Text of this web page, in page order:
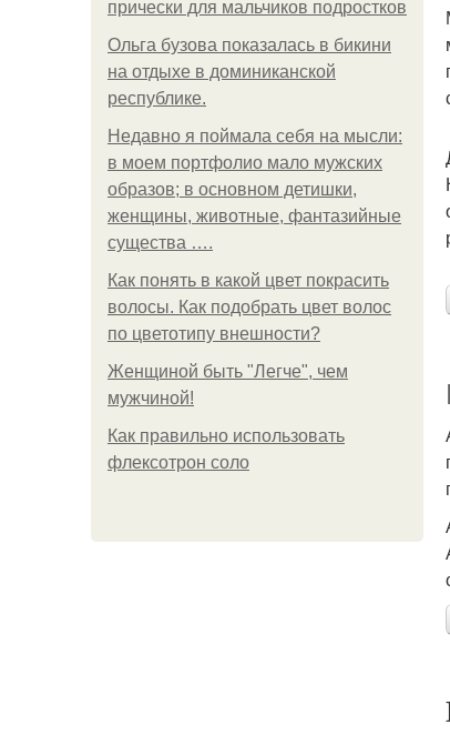
прически для мальчиков подростков
Ольга бузова показалась в бикини
на отдыхе в доминиканской
республике.
Недавно я поймала себя на мысли:
в моем портфолио мало мужских
образов; в основном детишки,
женщины, животные, фантазийные
существа ….
Как понять в какой цвет покрасить
волосы. Как подобрать цвет волос
по цветотипу внешности?
Женщиной быть "Легче", чем
мужчиной!
Как правильно использовать
флексотрон соло